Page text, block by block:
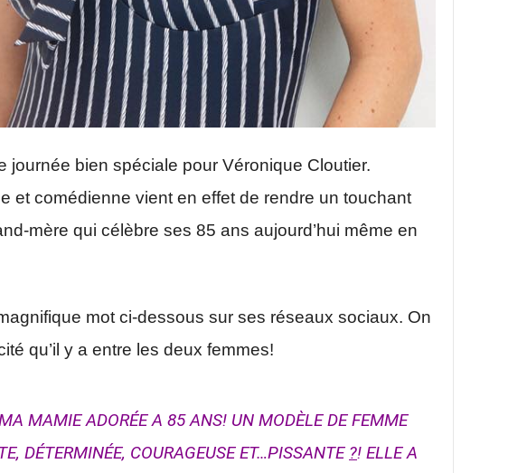
journée bien spéciale pour Véronique Cloutier.
et comédienne vient en effet de rendre un touchant
mère qui célèbre ses 85 ans aujourd’hui même en
mot ci-dessous sur ses réseaux sociaux. On
qu’il y a entre les deux femmes!
MAMIE ADORÉE A 85 ANS! UN MODÈLE DE FEMME
DÉTERMINÉE, COURAGEUSE ET…PISSANTE ?! ELLE A